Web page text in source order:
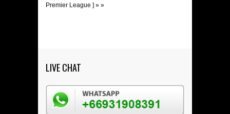
Premier League ] » »
LIVE CHAT